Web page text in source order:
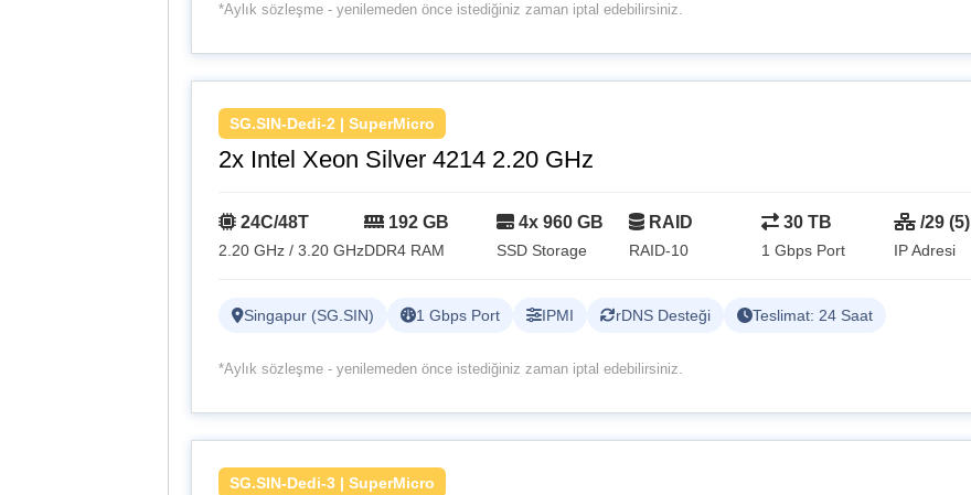
*Aylık sözleşme - yenilemeden önce istediğiniz zaman iptal edebilirsiniz.
SG.SIN-Dedi-2 | SuperMicro
2x Intel Xeon Silver 4214 2.20 GHz
24C/48T
2.20 GHz / 3.20 GHz
192 GB
DDR4 RAM
4x 960 GB
SSD Storage
RAID
RAID-10
30 TB
1 Gbps Port
/29 (5)
IP Adresi
Singapur (SG.SIN) 1 Gbps Port IPMI rDNS Desteği Teslimat: 24 Saat
*Aylık sözleşme - yenilemeden önce istediğiniz zaman iptal edebilirsiniz.
SG.SIN-Dedi-3 | SuperMicro